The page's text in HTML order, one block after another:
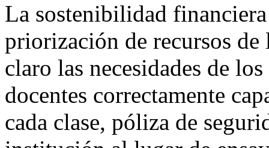
La sostenibilidad
priorización de recursos
claro las necesidades de
docentes correctamente
cada clase, póliza de